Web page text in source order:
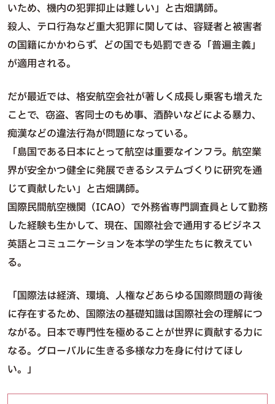
いため、機内の犯罪抑止は難しい」と古畑講師。
殺人、テロ行為など重大犯罪に関しては、容疑者と被害者
の国籍にかかわらず、どの国でも処罰できる「普遍主義」
が適用される。
だが最近では、格安航空会社が著しく成長し乗客も増えた
ことで、窃盗、客同士のもめ事、酒酔いなどによる暴力、
痴漢などの違法行為が問題になっている。
「島国である日本にとって航空は重要なインフラ。航空業
界が安全かつ健全に発展できるシステムづくりに研究を通
じて貢献したい」と古畑講師。
国際民間航空機関（ICAO）で外務省専門調査員として勤務
した経験も生かして、現在、国際社会で通用するビジネス
英語とコミュニケーションを本学の学生たちに教えてい
る。
「国際法は経済、環境、人権などあらゆる国際問題の背後
に存在するため、国際法の基礎知識は国際社会の理解につ
ながる。日本で専門性を極めることが世界に貢献する力に
なる。グローバルに生きる多様な力を身に付けてほし
い。」